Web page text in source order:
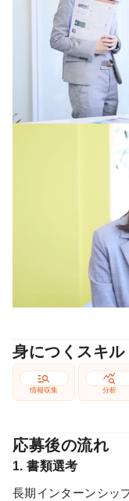
身につくスキル
manage_search
情報収集
query_stats
分析
応募後の流れ
1. 書類選考
長期インターンシッ